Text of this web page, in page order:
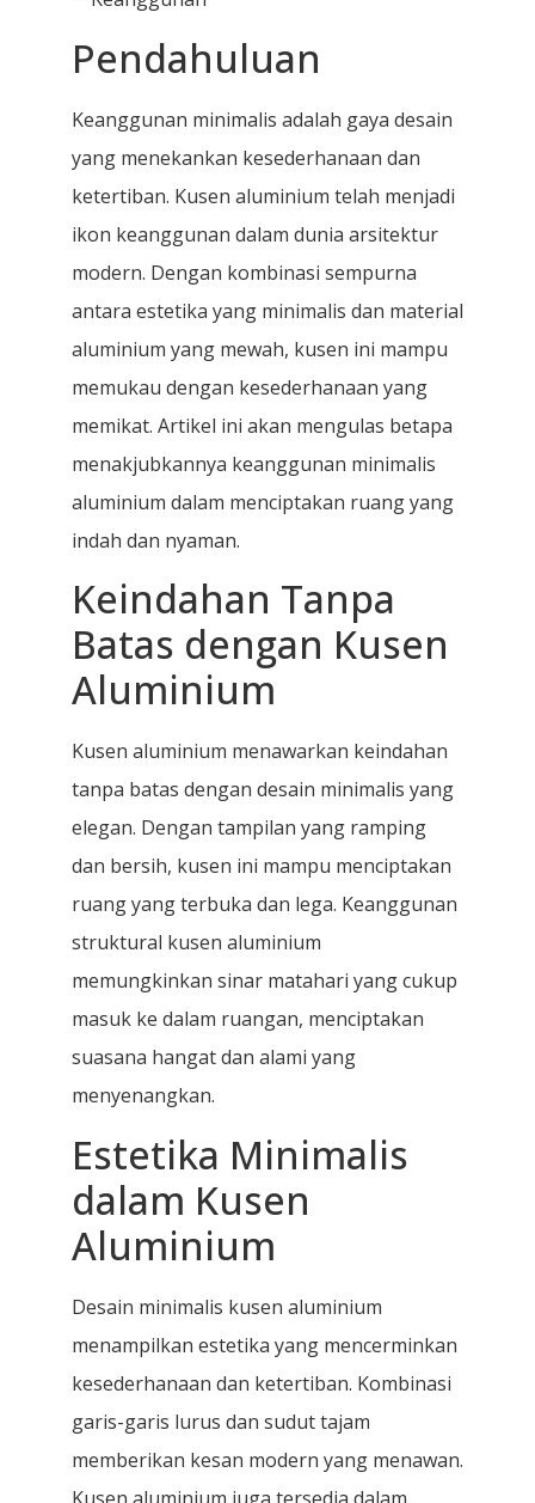
Pendahuluan
Keanggunan minimalis adalah gaya desain
yang menekankan kesederhanaan dan
ketertiban. Kusen aluminium telah menjadi
ikon keanggunan dalam dunia arsitektur
modern. Dengan kombinasi sempurna
antara estetika yang minimalis dan material
aluminium yang mewah, kusen ini mampu
memukau dengan kesederhanaan yang
memikat. Artikel ini akan mengulas betapa
menakjubkannya keanggunan minimalis
aluminium dalam menciptakan ruang yang
indah dan nyaman.
Keindahan Tanpa
Batas dengan Kusen
Aluminium
Kusen aluminium menawarkan keindahan
tanpa batas dengan desain minimalis yang
elegan. Dengan tampilan yang ramping
dan bersih, kusen ini mampu menciptakan
ruang yang terbuka dan lega. Keanggunan
struktural kusen aluminium
memungkinkan sinar matahari yang cukup
masuk ke dalam ruangan, menciptakan
suasana hangat dan alami yang
menyenangkan.
Estetika Minimalis
dalam Kusen
Aluminium
Desain minimalis kusen aluminium
menampilkan estetika yang mencerminkan
kesederhanaan dan ketertiban. Kombinasi
garis-garis lurus dan sudut tajam
memberikan kesan modern yang menawan.
Kusen aluminium juga tersedia dalam